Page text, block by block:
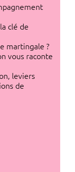
clé de
martingale ?
vous raconte
leviers
de